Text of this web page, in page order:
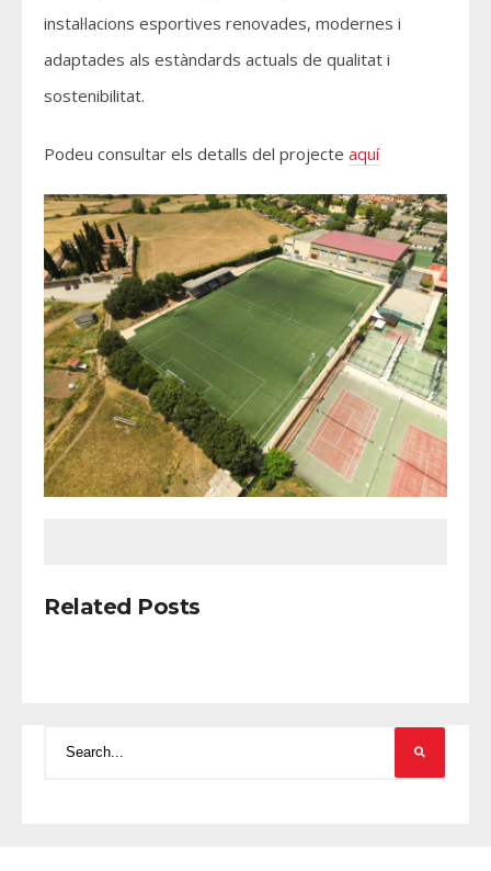
instal·lacions esportives renovades, modernes i
adaptades als estàndards actuals de qualitat i
sostenibilitat.
Podeu consultar els detalls del projecte aquí
Related Posts